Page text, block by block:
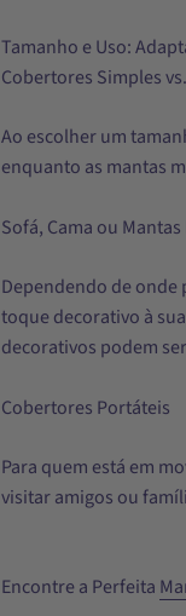
Tamanho e Uso:
Cobertores Simples
Ao escolher um
enquanto as mantas
Sofá, Cama ou
Dependendo de onde
toque decorativo à
decorativos podem
Cobertores Portáteis
Para quem está em
visitar amigos ou
Encontre a Perfeita